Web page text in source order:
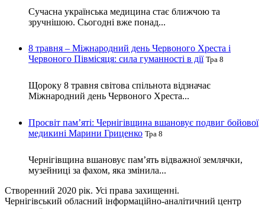
Сучасна українська медицина стає ближчою та
зручнішою. Сьогодні вже понад...
8 травня – Міжнародний день Червоного Хреста і
Червоного Півмісяця: сила гуманності в дії Тра 8
Щороку 8 травня світова спільнота відзначає
Міжнародний день Червоного Хреста...
Просвіт пам’яті: Чернігівщина вшановує подвиг бойової
медикині Марини Гриценко Тра 8
Чернігівщина вшановує пам’ять відважної землячки,
музейниці за фахом, яка змінила...
Створенний 2020 рік. Усі права захищенні.
Чернігівський обласний інформаційно-аналітичний центр